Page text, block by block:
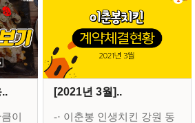
이
[2021년 3월]..
-· 이춘봉 인생치킨 강원 동